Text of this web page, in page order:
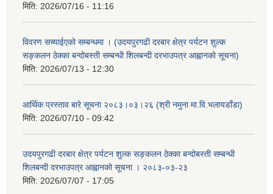
मिति: 2026/07/16 - 11:16
विवरण सच्याईएको सम्बन्धमा । (उदयपुरगढी दरबार क्षेत्र पर्यटन शुल्क
सङ्कलन ठेक्का बन्दोबस्ती सम्बन्धी शिलबन्दी दरभाउपत्र आह्वानको सूचना)
मिति: 2026/07/13 - 12:30
आर्थिक प्रस्ताव बारे सूचना २०८३।०३।२६ (श्री नमुना मा.वि.भलायडाँडा)
मिति: 2026/07/10 - 09:42
उदयपुरगढी दरबार क्षेत्र पर्यटन शुल्क सङ्कलन ठेक्का बन्दोबस्ती सम्बन्धी
शिलबन्दी दरभाउपत्र आह्वानको सूचना । २०८३-०३-२३
मिति: 2026/07/07 - 17:05